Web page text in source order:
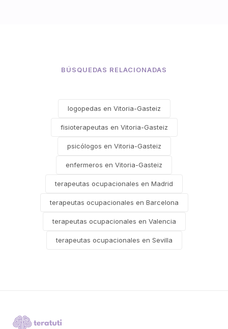
BÚSQUEDAS RELACIONADAS
logopedas en Vitoria-Gasteiz
fisioterapeutas en Vitoria-Gasteiz
psicólogos en Vitoria-Gasteiz
enfermeros en Vitoria-Gasteiz
terapeutas ocupacionales en Madrid
terapeutas ocupacionales en Barcelona
terapeutas ocupacionales en Valencia
terapeutas ocupacionales en Sevilla